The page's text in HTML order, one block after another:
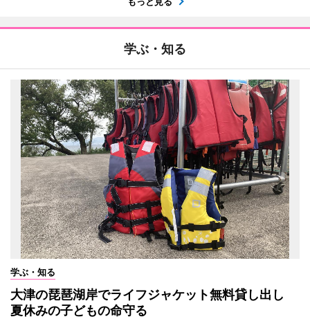
学ぶ・知る
学ぶ・知る
大津の琵琶湖岸でライフジャケット無料貸し出し
夏休みの子どもの命守る